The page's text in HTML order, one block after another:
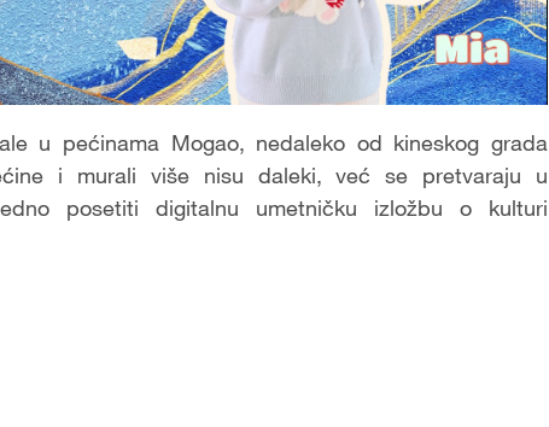
u pećinama Mogao, nedaleko od kineskog grada
i murali više nisu daleki, već se pretvaraju u
posetiti digitalnu umetničku izložbu o kulturi